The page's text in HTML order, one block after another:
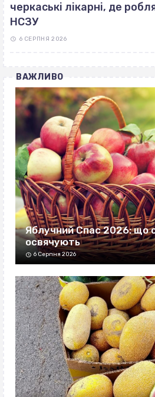
черкаські лікарні, де
НСЗУ
6 СЕРПНЯ 2026
ВАЖЛИВО
Яблучний Спас 2026: що
освячують
6 Серпня 2026